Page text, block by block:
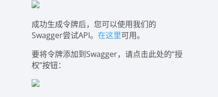
成功生成令牌后，您可以使用我们的
Swagger尝试API。 在这里可用。
要将令牌添加到Swagger，请点击此处的“授
权”按钮：